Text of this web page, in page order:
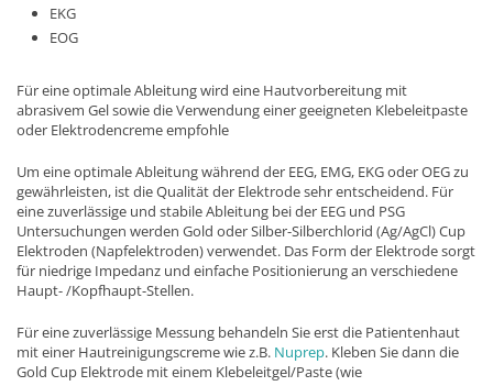
EKG
EOG
Für eine optimale Ableitung wird eine Hautvorbereitung mit
abrasivem Gel sowie die Verwendung einer geeigneten Klebeleitpaste
oder Elektrodencreme empfohle
Um eine optimale Ableitung während der EEG, EMG, EKG oder OEG zu
gewährleisten, ist die Qualität der Elektrode sehr entscheidend. Für
eine zuverlässige und stabile Ableitung bei der EEG und PSG
Untersuchungen werden Gold oder Silber-Silberchlorid (Ag/AgCl) Cup
Elektroden (Napfelektroden) verwendet. Das Form der Elektrode sorgt
für niedrige Impedanz und einfache Positionierung an verschiedene
Haupt- /Kopfhaupt-Stellen.
Für eine zuverlässige Messung behandeln Sie erst die Patientenhaut
mit einer Hautreinigungscreme wie z.B. Nuprep. Kleben Sie dann die
Gold Cup Elektrode mit einem Klebeleitgel/Paste (wie